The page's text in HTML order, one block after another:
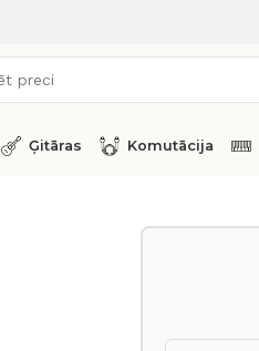
Ģitāras Komutācija